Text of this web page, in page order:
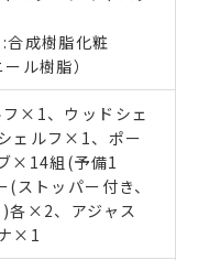
合成樹脂化粧
ル樹脂）
フ×1、ウッドシェ
ェルフ×1、ポー
×14組(予備1
ストッパー付き、
各×2、アジャス
×1